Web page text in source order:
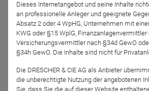
Das Webinar findet wie gewohnt in
statt.
Bitte beachten Sie, dass das Webinar
Webbrowser „Google Chrome“ oder
Geräten) funktioniert.
Professionelle Anleger und
Dieses Internetangebot und seine Inhalte
an professionelle Anleger und geeignete
Absatz 2 oder 4 WpHG, Unternehmen mit
KWG oder §15 WplG,
Versicherungsvermittler nach §34d GewO
§34h GewO. Die Inhalte sind nicht für
Die DRESCHER & CIE AG als Anbieter
die unberechtigte Nutzung der angebotenen
Sie, dass Sie die auf dieser Website